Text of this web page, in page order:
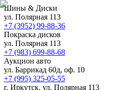
Шины & Диски
ул. Полярная 113
+7 (3952) 99-88-36
Покраска дисков
ул. Полярная 113
+7 (983) 699-88-68
Аукцион авто
ул. Баррикад 60д, оф. 10
+7 (995) 325-05-55
г. Иркутск, ул. Полярная 113